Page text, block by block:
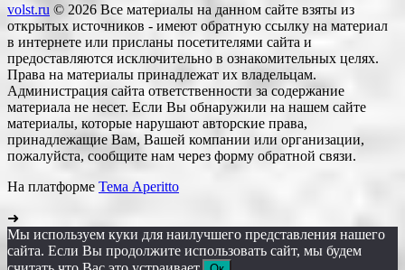
volst.ru © 2026 Все материалы на данном сайте взяты из
открытых источников - имеют обратную ссылку на материал
в интернете или присланы посетителями сайта и
предоставляются исключительно в ознакомительных целях.
Права на материалы принадлежат их владельцам.
Администрация сайта ответственности за содержание
материала не несет. Если Вы обнаружили на нашем сайте
материалы, которые нарушают авторские права,
принадлежащие Вам, Вашей компании или организации,
пожалуйста, сообщите нам через форму обратной связи.
На платформе Тема Aperitto
➜
Мы используем куки для наилучшего представления нашего
сайта. Если Вы продолжите использовать сайт, мы будем